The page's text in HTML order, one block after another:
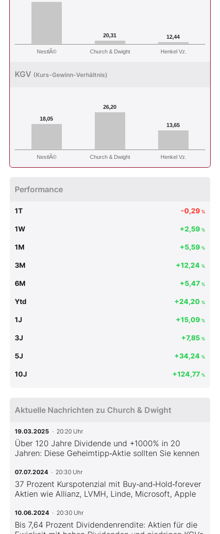
20,31 12,44
NestlÃ© Church & Dwight Henkel Vz.
KGV (Kurs-Gewinn-Verhältnis)
18,05
26,20
13,65
NestlÃ© Church & Dwight Henkel Vz.
Performance
1T -0,29 %
1W +2,59 %
1M +5,59 %
3M +12,24 %
6M +5,47 %
Ytd +24,20 %
1J +15,09 %
3J +7,85 %
5J +34,24 %
10J +124,77 %
Aktuelle Nachrichten zu Church & Dwight
19.03.2025 · 20:20 Uhr
Über 120 Jahre Dividende und +1000% in 20
Jahren: Diese Geheimtipp‑Aktie sollten Sie kennen
07.07.2024 · 20:30 Uhr
37 Prozent Kurspotenzial mit Buy‑and‑Hold‑forever
Aktien wie Allianz, LVMH, Linde, Microsoft, Apple
10.06.2024 · 20:30 Uhr
Bis 7,64 Prozent Dividendenrendite: Aktien für die